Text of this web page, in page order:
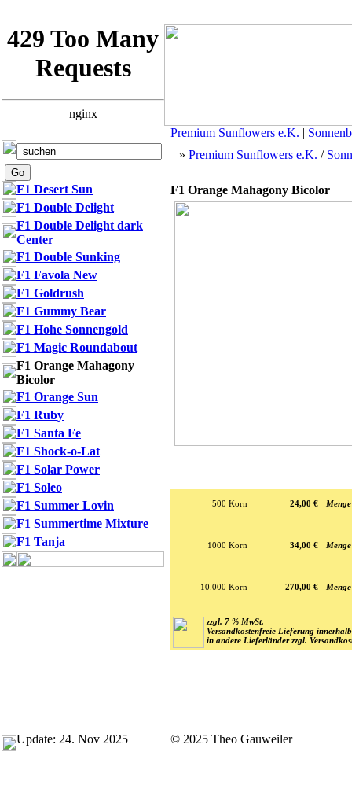
Premium Sunflowers e.K. |
» Premium Sunflowers e.K. /
F1 Desert Sun
F1 Double Delight
F1 Double Delight dark
Center
F1 Double Sunking
F1 Favola New
F1 Goldrush
F1 Gummy Bear
F1 Hohe Sonnengold
F1 Magic Roundabout
F1 Orange Mahagony
Bicolor
F1 Orange Sun
F1 Ruby
F1 Santa Fe
F1 Shock-o-Lat
F1 Solar Power
F1 Soleo
F1 Summer Lovin
F1 Summertime Mixture
F1 Tanja
F1 Orange Mahagony Bicolor
500 Korn 24,00 € Menge
1000 Korn 34,00 € Menge
10.000 Korn 270,00 € Menge
zzgl. 7 % MwSt.
Versandkostenfreie Lieferung
in andere Lieferländer zzgl.
Update: 24. Nov 2025 © 2025 Theo Gauweiler